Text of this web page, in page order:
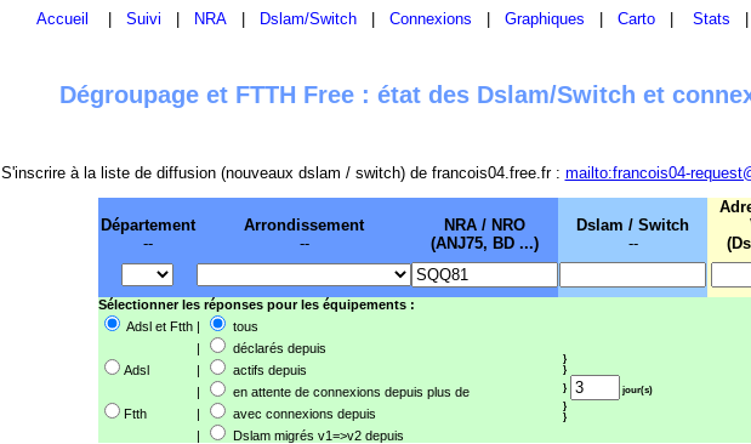
Accueil Suivi NRA Dslam/Switch Connexions Graphiques Carto Stats
Dégroupage et FTTH Free : état des Dslam/Switch et
S'inscrire à la liste de diffusion (nouveaux dslam / switch) de francois04.free.fr : mailto:francois04-
Département
--
Arrondissement
--
NRA / NRO
(ANJ75, BD ...)
Dslam / Switch
--
Sélectionner les réponses pour les équipements :
Adsl et Ftth |
tous
|
déclarés depuis
}
}
}
jour(s)
}
}
Adsl |
actifs depuis
|
en attente de connexions depuis plus de
Ftth
|
avec connexions depuis
|
Dslam migrés v1=>v2 depuis